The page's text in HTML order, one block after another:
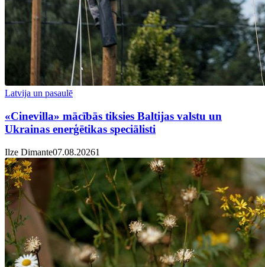
Latvija un pasaulē
«Cinevilla» mācībās tiksies Baltijas valstu un
Ukrainas enerģētikas speciālisti
Ilze Dimante07.08.20261